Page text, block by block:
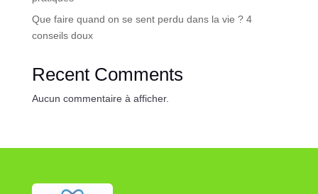
Que faire quand on se sent perdu dans la vie ? 4
conseils doux
Recent Comments
Aucun commentaire à afficher.